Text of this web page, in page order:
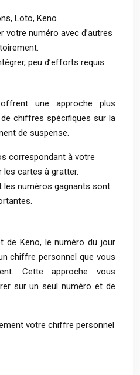
Loto, Keno.
votre numéro avec d’autres
peu d’efforts requis.
une approche plus
chiffres spécifiques sur la
de suspense.
correspondant à votre
cartes à gratter.
les numéros gagnants sont
de Keno, le numéro du jour
chiffre personnel que vous
Cette approche vous
sur un seul numéro et de
votre chiffre personnel